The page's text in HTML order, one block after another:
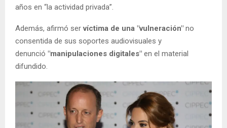
años en “la actividad privada”.
Además, afirmó servíctima de una "vulneración" no
consentida de sus soportes audiovisuales y
denunció "manipulaciones digitales" en el material
difundido.